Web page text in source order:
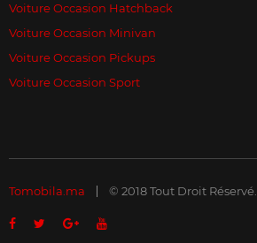
Voiture Occasion Hatchback
Voiture Occasion Minivan
Voiture Occasion Pickups
Voiture Occasion Sport
Tomobila.ma © 2018 Tout Droit Réservé.